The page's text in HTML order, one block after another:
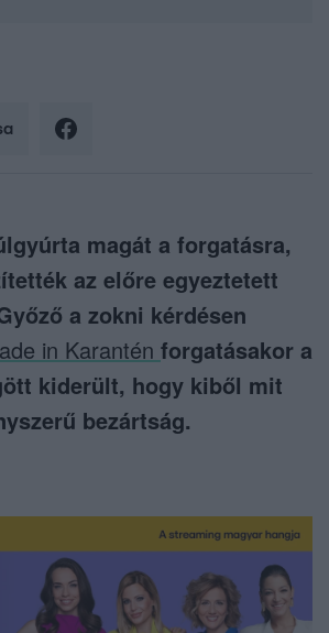
magát a forgatásra,
az előre egyeztetett
a zokni kérdésen
in Karantén forgatásakor a
kiderült, hogy kiből mit
bezártság.